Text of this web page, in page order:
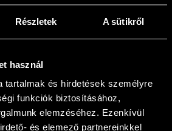
Részletek A sütikről
használ
tartalmak és hirdetések személyre
funkciók biztosításához,
elemzéséhez. Ezenkívül
és elemező partnereinkkel
319 000Ft
Kosárba teszem